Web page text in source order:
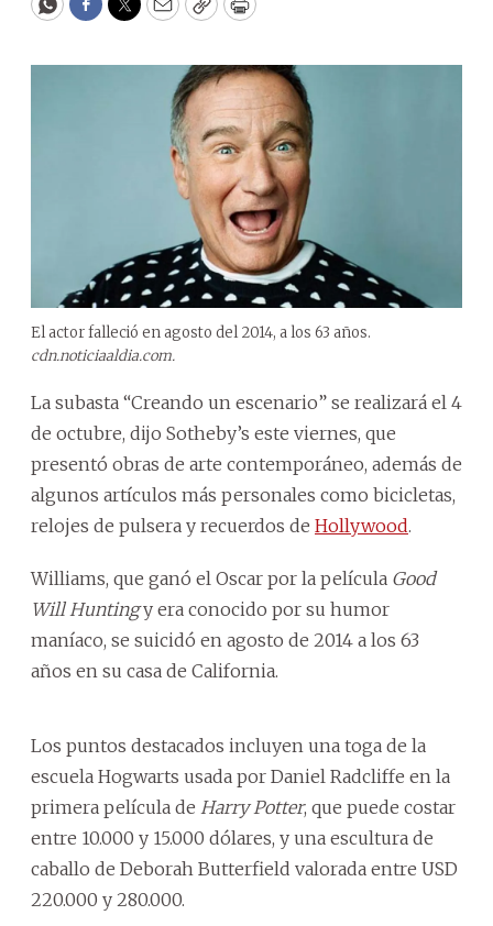
WhatsApp
Facebook
Twitter
EmailCopyPrint
El actor falleció en agosto del 2014, a los 63 años.
cdn.noticiaaldia.com.
La subasta “Creando un escenario” se realizará el 4
de octubre, dijo Sotheby’s este viernes, que
presentó obras de arte contemporáneo, además de
algunos artículos más personales como bicicletas,
relojes de pulsera y recuerdos de Hollywood.
Williams, que ganó el Oscar por la película Good
Will Huntingy era conocido por su humor
maníaco, se suicidó en agosto de 2014 a los 63
años en su casa de California.
Los puntos destacados incluyen una toga de la
escuela Hogwarts usada por Daniel Radcliffe en la
primera película de Harry Potter, que puede costar
entre 10.000 y 15.000 dólares, y una escultura de
caballo de Deborah Butterfield valorada entre USD
220.000 y 280.000.